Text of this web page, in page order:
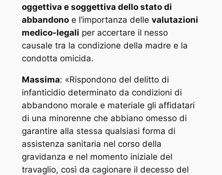
oggettiva e soggettiva dello stato di
abbandonoe l’importanza delle valutazioni
medico-legali per accertare il nesso
causale tra la condizione della madre e la
condotta omicida.
Massima: «Rispondono del delitto di
infanticidio determinato da condizioni di
abbandono morale e materiale gli affidatari
di una minorenne che abbiano omesso di
garantire alla stessa qualsiasi forma di
assistenza sanitaria nel corso della
gravidanza e nel momento iniziale del
travaglio, così da cagionare il decesso del